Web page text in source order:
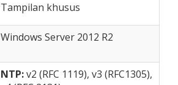
Tampilan khusus
Windows Server 2012 R2
NTP:v2 (RFC 1119), v3 (RFC1305),